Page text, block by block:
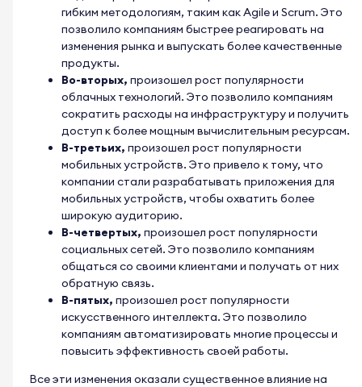
гибким методологиям, таким как Agile и Scrum. Это
позволило компаниям быстрее реагировать на
изменения рынка и выпускать более качественные
продукты.
Во-вторых, произошел рост популярности
облачных технологий. Это позволило компаниям
сократить расходы на инфраструктуру и получить
доступ к более мощным вычислительным ресурсам.
В-третьих, произошел рост популярности
мобильных устройств. Это привело к тому, что
компании стали разрабатывать приложения для
мобильных устройств, чтобы охватить более
широкую аудиторию.
В-четвертых, произошел рост популярности
социальных сетей. Это позволило компаниям
общаться со своими клиентами и получать от них
обратную связь.
В-пятых, произошел рост популярности
искусственного интеллекта. Это позволило
компаниям автоматизировать многие процессы и
повысить эффективность своей работы.
Все эти изменения оказали существенное влияние на